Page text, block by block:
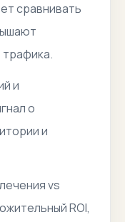
сравнивать
трафика.
и
о
и
vs
ROI,